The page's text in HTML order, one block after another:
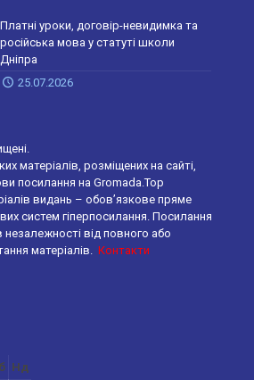
Платні уроки, договір-невидимка та
російська мова у статуті школи
Дніпра
25.07.2026
матеріалів, розміщених на сайті,
посилання на Gromada.Top
видань – обов’язкове пряме
систем гіперпосилання. Посилання
від повного або
матеріалів. Контакти
Нд